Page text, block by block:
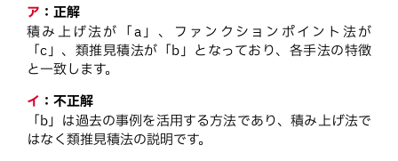
ア ： 正解
積み上げ法が「a」、ファンクションポイント法が
「c」、類推見積法が「b」となっており、各手法の特徴
と一致します。
イ ： 不正解
「b」は過去の事例を活用する方法であり、積み上げ法で
はなく類推見積法の説明です。